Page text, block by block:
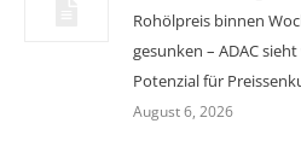
Rohölpreis binnen
gesunken – ADAC
Potenzial für
August 6, 2026